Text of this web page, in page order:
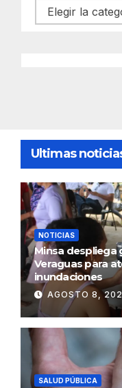
Categorías
Ultimas
NOTICIAS
Minsa despliega
Veraguas para
inundaciones
AGOSTO 8,
SALUD PÚBLICA